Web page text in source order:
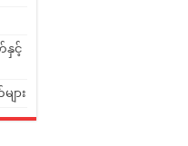
နှင့်
ား